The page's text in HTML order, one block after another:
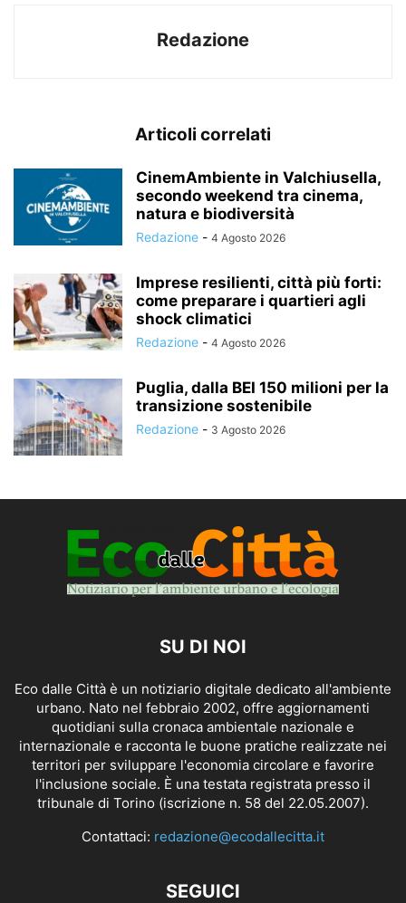
Redazione
Articoli correlati
CinemAmbiente in Valchiusella,
secondo weekend tra cinema,
natura e biodiversità
Redazione - 4 Agosto 2026
Imprese resilienti, città più forti:
come preparare i quartieri agli
shock climatici
Redazione - 4 Agosto 2026
Puglia, dalla BEI 150 milioni per la
transizione sostenibile
Redazione - 3 Agosto 2026
SU DI NOI
Eco dalle Città è un notiziario digitale dedicato all'ambiente
urbano. Nato nel febbraio 2002, offre aggiornamenti
quotidiani sulla cronaca ambientale nazionale e
internazionale e racconta le buone pratiche realizzate nei
territori per sviluppare l'economia circolare e favorire
l'inclusione sociale. È una testata registrata presso il
tribunale di Torino (iscrizione n. 58 del 22.05.2007).
Contattaci: redazione@ecodallecitta.it
SEGUICI